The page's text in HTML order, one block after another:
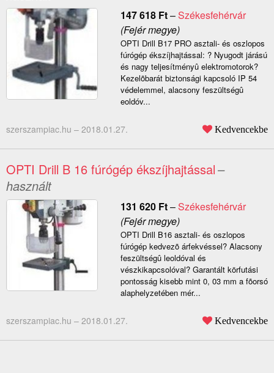
147 618 Ft–Székesfehérvár
(Fejér megye)
OPTI Drill B17 PRO asztali- és oszlopos
fúrógép ékszíjhajtással: ? Nyugodt járású
és nagy teljesítményû elektromotorok?
Kezelõbarát biztonsági kapcsoló IP 54
védelemmel, alacsony feszültségû
eoldóv...
szerszampiac.hu – 2018.01.27. Kedvencekbe
OPTI Drill B 16 fúrógép ékszíjhajtással–
használt
131 620 Ft–Székesfehérvár
(Fejér megye)
OPTI Drill B16 asztali- és oszlopos
fúrógép kedvezõ árfekvéssel? Alacsony
feszültségû leoldóval és
vészkikapcsolóval? Garantált körfutási
pontosság kisebb mint 0, 03 mm a fõorsó
alaphelyzetében mér...
szerszampiac.hu – 2018.01.27. Kedvencekbe